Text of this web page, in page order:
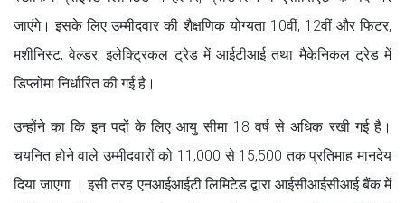
जाएंगे। इसके लिए उम्मीदवार की शैक्षणिक योग्यता 10वीं, 12वीं और फिटर,
मशीनिस्ट, वेल्डर, इलेक्ट्रिकल ट्रेड में आईटीआई तथा मैकेनिकल ट्रेड में
डिप्लोमा निर्धारित की गई है।
उन्होंने का कि इन पदों के लिए आयु सीमा 18 वर्ष से अधिक रखी गई है।
चयनित होने वाले उम्मीदवारों को 11,000 से 15,500 तक प्रतिमाह मानदेय
दिया जाएगा । इसी तरह एनआईआईटी लिमिटेड द्वारा आईसीआईसीआई बैंक में